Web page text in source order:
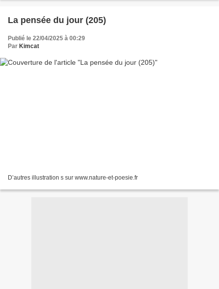
La pensée du jour (205)
Publié le 22/04/2025 à 00:29
Par Kimcat
D’autres illustration s sur www.nature-et-poesie.fr